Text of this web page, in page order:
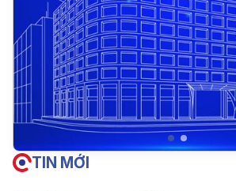
TIN MỚI